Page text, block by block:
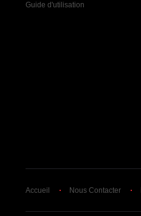
Guide d'utilisation
Accueil Nous Contacter